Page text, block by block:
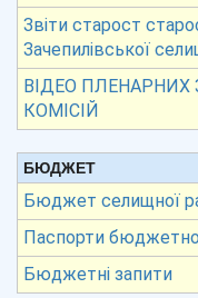
Звіти старост
Зачепилівської
ВІДЕО ПЛЕНАРНИХ
КОМІСІЙ
БЮДЖЕТ
Бюджет селищної
Паспорти
Бюджетні запити